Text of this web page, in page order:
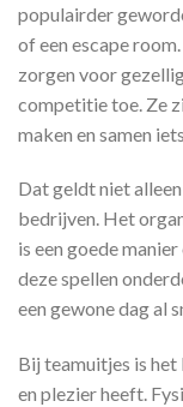
populairder
of een escape
zorgen voor
competitie toe. Ze
maken en samen
Dat geldt niet
bedrijven. Het
is een goede
deze spellen
een gewone dag al
Bij teamuitjes is
en plezier heeft.